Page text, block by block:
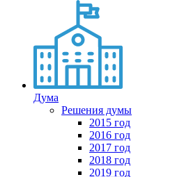
Дума
Решения думы
2015 год
2016 год
2017 год
2018 год
2019 год